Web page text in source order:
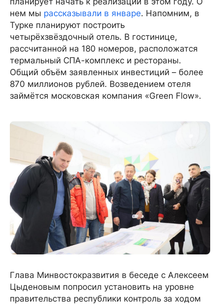
нем мы рассказывали в январе. Напомним, в
Турке планируют построить
четырёхзвёздочный отель. В гостинице,
рассчитанной на 180 номеров, расположатся
термальный СПА-комплекс и рестораны.
Общий объём заявленных инвестиций – более
870 миллионов рублей. Возведением отеля
займётся московская компания «Green Flow».
Глава Минвостокразвития в беседе с Алексеем
Цыденовым попросил установить на уровне
правительства республики контроль за ходом